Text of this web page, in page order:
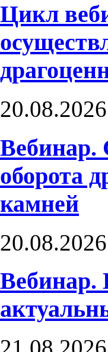
Цикл
20.08.2026
Вебинар.
оборота
камней
20.08.2026
Вебинар.